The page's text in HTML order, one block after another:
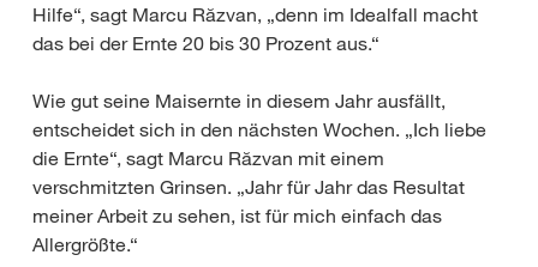
Hilfe“, sagt Marcu Răzvan, „denn im Idealfall macht
das bei der Ernte 20 bis 30 Prozent aus.“
Wie gut seine Maisernte in diesem Jahr ausfällt,
entscheidet sich in den nächsten Wochen. „Ich liebe
die Ernte“, sagt Marcu Răzvan mit einem
verschmitzten Grinsen. „Jahr für Jahr das Resultat
meiner Arbeit zu sehen, ist für mich einfach das
Allergrößte.“